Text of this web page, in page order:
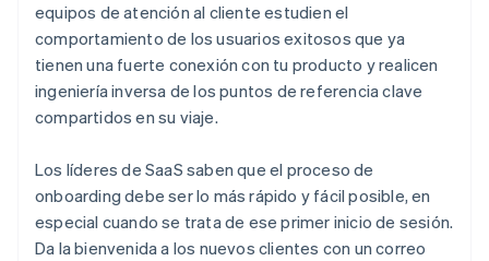
equipos de atención al cliente estudien el
comportamiento de los usuarios exitosos que ya
tienen una fuerte conexión con tu producto y realicen
ingeniería inversa de los puntos de referencia clave
compartidos en su viaje.
Los líderes de SaaS saben que el proceso de
onboarding debe ser lo más rápido y fácil posible, en
especial cuando se trata de ese primer inicio de sesión.
Da la bienvenida a los nuevos clientes con un correo